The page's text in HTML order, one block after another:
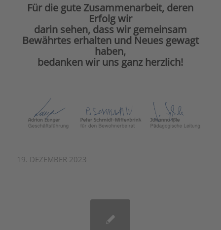
Für die gute Zusammenarbeit, deren
Erfolg wir
darin sehen, dass wir gemeinsam
Bewährtes erhalten und Neues gewagt
haben,
bedanken wir uns ganz herzlich!
19. DEZEMBER 2023